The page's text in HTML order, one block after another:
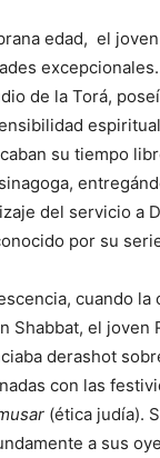
edad, el joven
de la Torá,
su tiempo
del servicio a
por su
cuando la
Shabbat, el joven
derashot
con las
(ética judía).
a sus